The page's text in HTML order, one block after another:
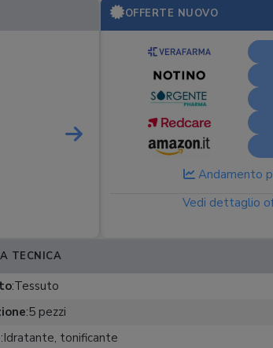
OFFERTE NUOVO
Andamento
Vedi dettaglio
TECNICA
:Tessuto
:5 pezzi
:Idratante, tonificante